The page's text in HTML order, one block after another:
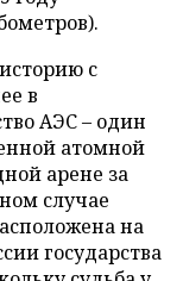
с
в
АЭС – один
атомной
арене за
случае
на
государства